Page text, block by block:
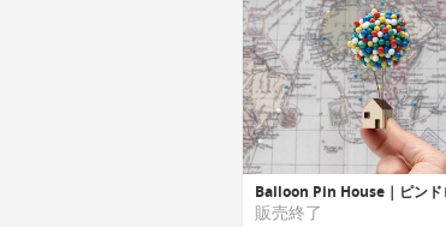
販売終了